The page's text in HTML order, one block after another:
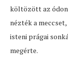
költözött az
nézték a
isteni prágai
megérte.